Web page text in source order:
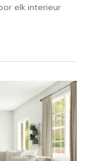
elk interieur